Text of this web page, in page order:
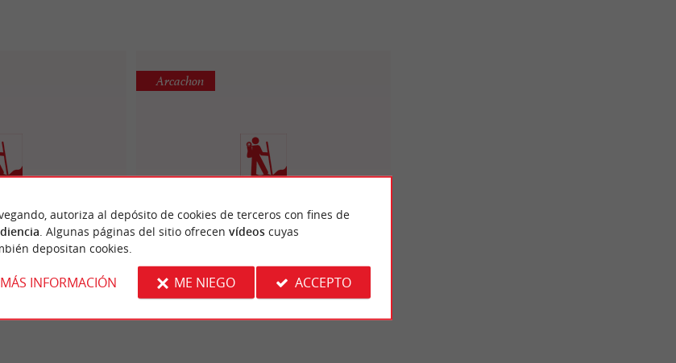
Tour du Bassin
Arcachon : Voie Verte Tour du Bassin
Arcachon
Arcachon
autoriza al depósito de cookies de terceros con fines de
. Algunas páginas del sitio ofrecen vídeoscuyas
depositan cookies.
MÁS INFORMACIÓN ME NIEGO ACCEPTO